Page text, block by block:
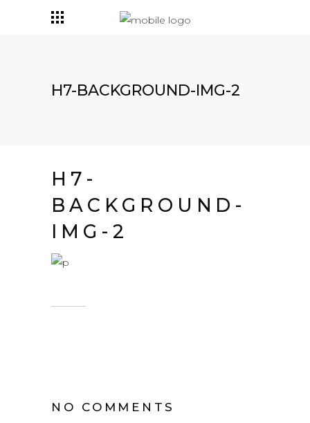
H7-BACKGROUND-IMG-2
H7-
BACKGROUND-
IMG-2
NO COMMENTS